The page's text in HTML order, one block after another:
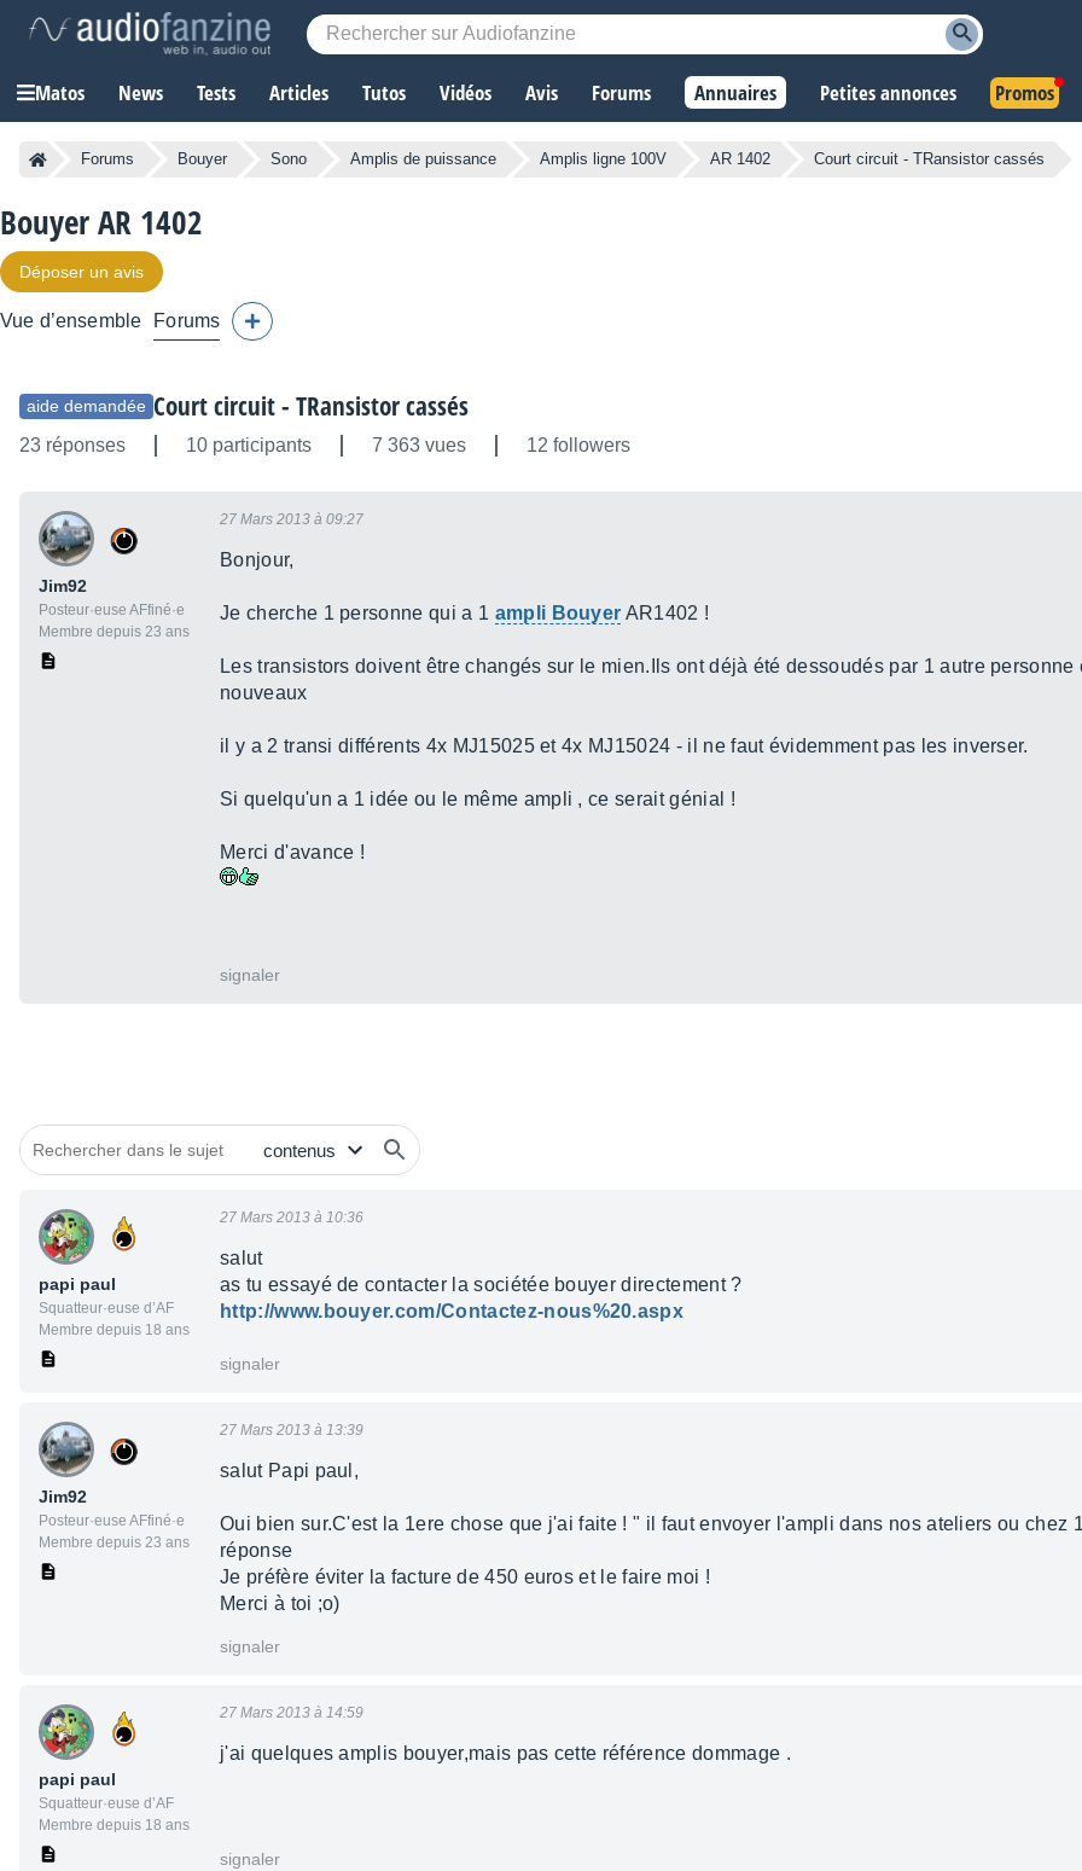
Matos News Tests Articles Tutos Vidéos Avis Forums Annuaires Petites annonces Promos
Forums Bouyer Sono Amplis de puissance Amplis ligne 100V AR 1402 Court circuit - TRansistor cassés
Bouyer AR 1402
Déposer un avis
Vue d’ensemble Forums
aide demandée Court circuit - TRansistor cassés
23 réponses 10 participants 7 363 vues 12 followers
Jim92
Posteur·euse AFfiné·e
Membre depuis 23 ans
27 Mars 2013 à 09:27
Bonjour,
Je cherche 1 personne qui a 1 ampli Bouyer AR1402 !
Les transistors doivent être changés sur le mien.Ils ont déjà été dessoudés par 1 autre
nouveaux
il y a 2 transi différents 4x MJ15025 et 4x MJ15024 - il ne faut évidemment pas les inverser.
Si quelqu'un a 1 idée ou le même ampli , ce serait génial !
Merci d'avance !
signaler
papi paul
Squatteur·euse d’AF
Membre depuis 18 ans
27 Mars 2013 à 10:36
salut
as tu essayé de contacter la sociétée bouyer directement ?
http://www.bouyer.com/Contactez-nous%20.aspx
signaler
Jim92
Posteur·euse AFfiné·e
Membre depuis 23 ans
27 Mars 2013 à 13:39
salut Papi paul,
Oui bien sur.C'est la 1ere chose que j'ai faite ! " il faut envoyer l'ampli dans nos ateliers ou chez
réponse
Je préfère éviter la facture de 450 euros et le faire moi !
Merci à toi ;o)
signaler
papi paul
Squatteur·euse d’AF
Membre depuis 18 ans
27 Mars 2013 à 14:59
j'ai quelques amplis bouyer,mais pas cette référence dommage .
signaler